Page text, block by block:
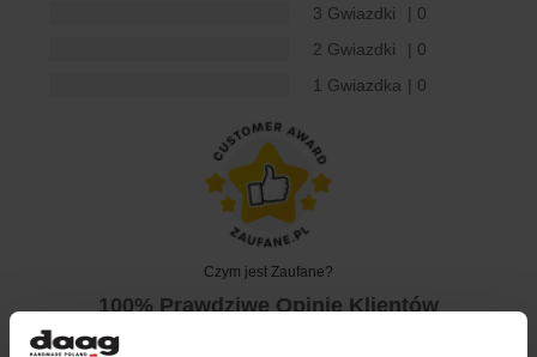
3 Gwiazdki
| 0
2 Gwiazdki
| 0
1 Gwiazdka | 0
Czym jest Zaufane?
100% Prawdziwe Opinie Klientów
Wszystkie opinie klientów pochodzą od prawdziwych